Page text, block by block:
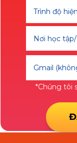
*Chúng tôi